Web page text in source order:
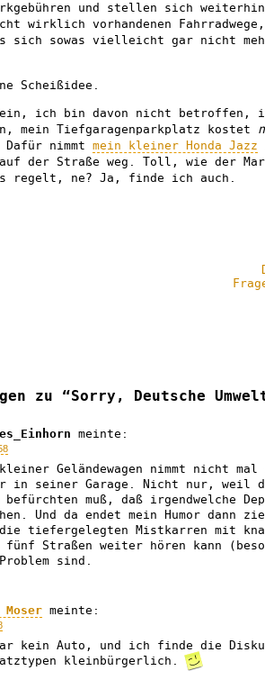
und stellen sich
wirklich vorhandenen
sich sowas vielleicht gar nicht
Scheißidee.
ich bin davon nicht betroffen,
mein Tiefgaragenparkplatz kostet
Dafür nimmt mein kleiner Honda Jazz
der Straße weg. Toll, wie der
regelt, ne? Ja, finde ich auch.
zu “Sorry, Deutsche
meinte:
Geländewagen nimmt nicht
in seiner Garage. Nicht nur, weil
befürchten muß, daß irgendwelche
Und da endet mein Humor
tiefergelegten Mistkarren mit
fünf Straßen weiter hören kann
sind.
Moser meinte:
kein Auto, und ich finde die
kleinbürgerlich.